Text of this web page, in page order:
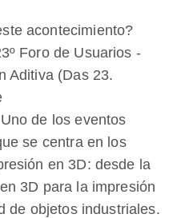
acontecimiento?
Foro de Usuarios -
Aditiva (Das 23.
de los eventos
se centra en los
en 3D: desde la
3D para la impresión
de objetos industriales.